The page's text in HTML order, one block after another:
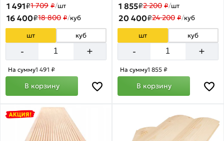
из
лиственницы
Товаров
по
OSB
плита
по
акции:
1 491₽1 709 ₽/шт
16 400₽18 800 ₽/куб
шт куб
- +
На сумму1 491 ₽
В корзину
1 855₽2 200 ₽/шт
20 400₽24 200 ₽/куб
шт куб
- +
На сумму1 855 ₽
В корзину